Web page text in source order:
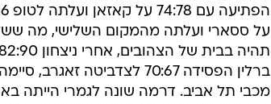
על ססארי ועלתה מהמקום השלישי, מה
ברלין הפסידה 70:67
מכבי תל אביב. דרמה שונה לגמרי הייתה